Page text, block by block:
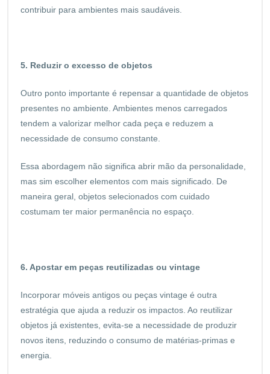
contribuir para ambientes mais saudáveis.
5. Reduzir o excesso de objetos
Outro ponto importante é repensar a quantidade de objetos
presentes no ambiente. Ambientes menos carregados
tendem a valorizar melhor cada peça e reduzem a
necessidade de consumo constante.
Essa abordagem não significa abrir mão da personalidade,
mas sim escolher elementos com mais significado. De
maneira geral, objetos selecionados com cuidado
costumam ter maior permanência no espaço.
6. Apostar em peças reutilizadas ou vintage
Incorporar móveis antigos ou peças vintage é outra
estratégia que ajuda a reduzir os impactos. Ao reutilizar
objetos já existentes, evita-se a necessidade de produzir
novos itens, reduzindo o consumo de matérias-primas e
energia.